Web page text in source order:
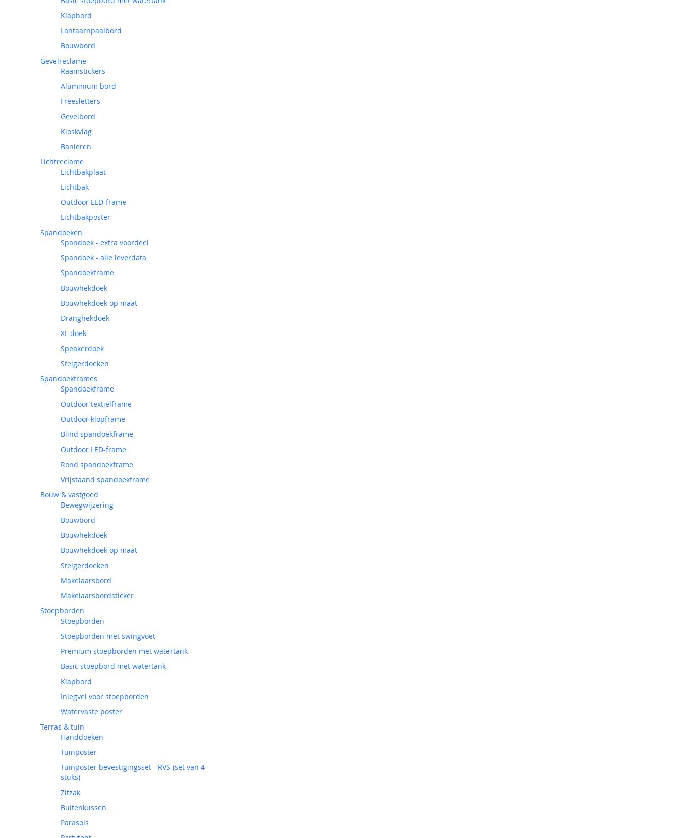
Klapbord
Lantaarnpaalbord
Bouwbord
Gevelreclame
Raamstickers
Aluminium bord
Freesletters
Gevelbord
Kioskvlag
Banieren
Lichtreclame
Lichtbakplaat
Lichtbak
Outdoor LED-frame
Lichtbakposter
Spandoeken
Spandoek - extra voordeel
Spandoek - alle leverdata
Spandoekframe
Bouwhekdoek
Bouwhekdoek op maat
Dranghekdoek
XL doek
Speakerdoek
Steigerdoeken
Spandoekframes
Spandoekframe
Outdoor textielframe
Outdoor klopframe
Blind spandoekframe
Outdoor LED-frame
Rond spandoekframe
Vrijstaand spandoekframe
Bouw & vastgoed
Bewegwijzering
Bouwbord
Bouwhekdoek
Bouwhekdoek op maat
Steigerdoeken
Makelaarsbord
Makelaarsbordsticker
Stoepborden
Stoepborden
Stoepborden met swingvoet
Premium stoepborden met watertank
Basic stoepbord met watertank
Klapbord
Inlegvel voor stoepborden
Watervaste poster
Terras & tuin
Handdoeken
Tuinposter
Tuinposter bevestigingsset - RVS (set van 4
stuks)
Zitzak
Buitenkussen
Parasols